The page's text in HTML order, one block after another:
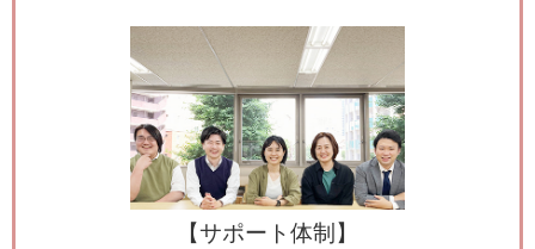
【サポート体制】